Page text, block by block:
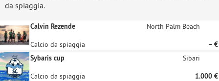
da spiaggia.
Calvin Rezende North Palm Beach
Calcio da spiaggia
– €
Sybaris cup
Sibari
Calcio da spiaggia
1.000 €